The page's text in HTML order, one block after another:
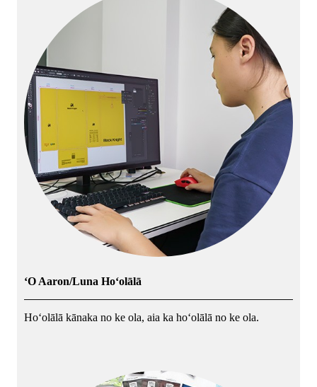
ʻO Aaron/Luna Hoʻolālā
Hoʻolālā kānaka no ke ola, aia ka hoʻolālā no ke ola.